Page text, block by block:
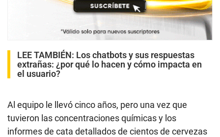
LEE TAMBIÉN: Los chatbots y sus respuestas
extrañas: ¿por qué lo hacen y cómo impacta en
el usuario?
Al equipo le llevó cinco años, pero una vez que
tuvieron las concentraciones químicas y los
informes de cata detallados de cientos de cervezas